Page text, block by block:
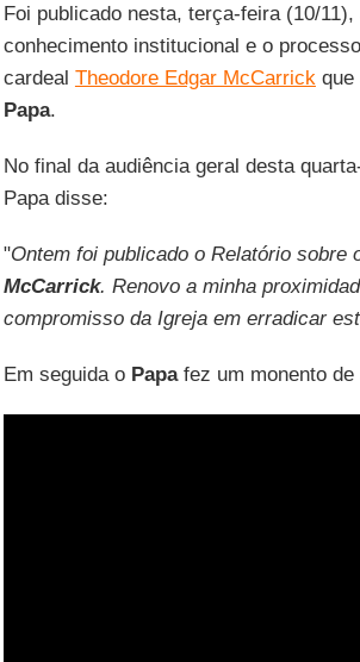
Foi publicado nesta, terça-feira (10/
conhecimento institucional e o
cardeal Theodore Edgar McCarrickque
Papa.
No final da audiência geral desta
Papa disse:
"Ontem foi publicado o Relatório sobre
McCarrick. Renovo a minha
compromisso da Igreja em erradicar
Em seguida o Papafez um monento de